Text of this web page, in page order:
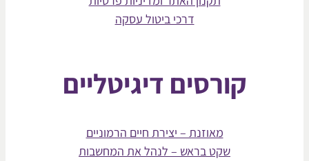
דרכי ביטול עסקה
קורסים דיגיטליים
מאוזנת – יצירת חיים הרמוניים
שקט בראש – לנהל את המחשבות